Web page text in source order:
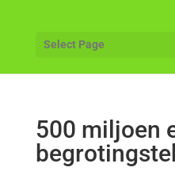
Select Page
500 miljoen